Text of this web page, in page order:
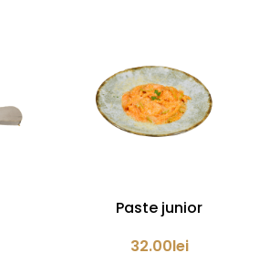
Paste junior
32.00lei